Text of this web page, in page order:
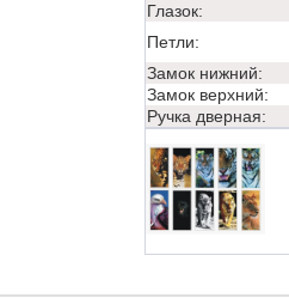
Глазок:
Петли:
Замок нижний:
Замок верхний:
Ручка дверная: